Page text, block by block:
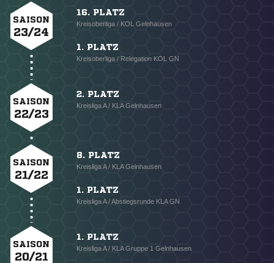
SAISON
23/24
16. PLATZ
Kreisoberliga / KOL Gelnhausen
1. PLATZ
Kreisoberliga / Relegation KOL GN
SAISON
22/23
2. PLATZ
Kreisliga A / KLA Gelnhausen
SAISON
21/22
8. PLATZ
Kreisliga A / KLA Gelnhausen
1. PLATZ
Kreisliga A / Abstiegsrunde KLA GN
SAISON
20/21
1. PLATZ
Kreisliga A / KLA Gruppe 1 Gelnhausen